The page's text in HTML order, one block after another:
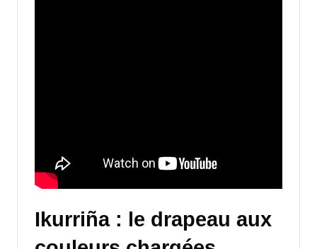
Ikurriña : le drapeau aux